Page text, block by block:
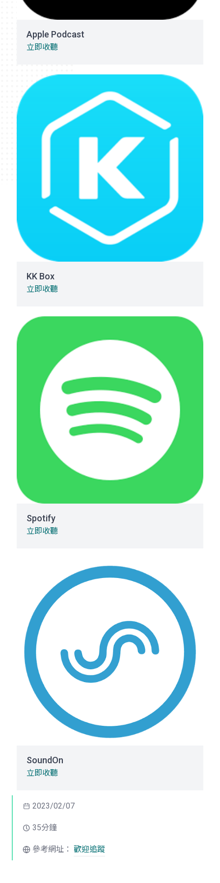
Apple Podcast
立即收聽
KK Box
立即收聽
Spotify
立即收聽
SoundOn
立即收聽
2023/02/07
35分鐘
參考網址： 歡迎追蹤